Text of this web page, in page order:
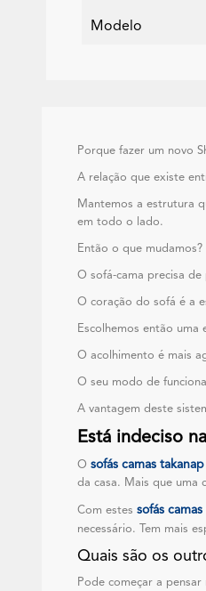
Modelo
Porque fazer um novo
A relação que existe
Mantemos a estrutura
em todo o lado.
Então o que mudamos?
O sofá-cama precisa
O coração do sofá é a
Escolhemos então
O acolhimento é mais
O seu modo de
A vantagem deste
Está indeciso
O sofás camas takanap
da casa. Mais que uma
Com estes sofás
necessário. Tem mais
Quais são os
Pode começar a